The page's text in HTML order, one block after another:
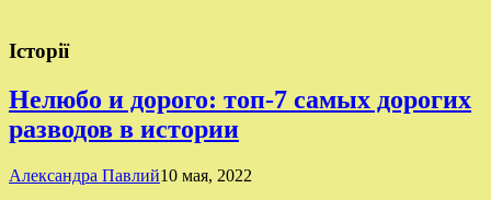
Історії
Нелюбо и дорого: топ-7 самых дорогих
разводов в истории
Александра Павлий10 мая, 2022